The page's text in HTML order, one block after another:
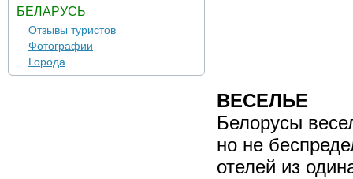
БЕЛАРУСЬ
Отзывы туристов
Фотографии
Города
ВЕСЕЛЬЕ
Белорусы
но не
отелей из